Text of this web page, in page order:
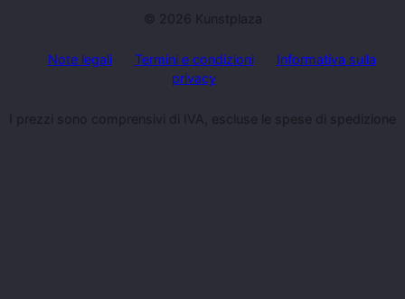
© 2026 Kunstplaza
Note legali Termini e condizioni
Informativa sulla
privacy
I prezzi sono comprensivi di IVA, escluse le spese di spedizione